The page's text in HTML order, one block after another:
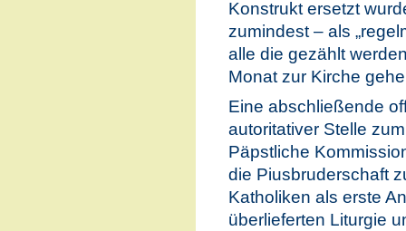
Konstrukt ersetzt
zumindest – als
alle die gezählt
Monat zur Kirche
Eine abschließende
autoritativer Stelle
Päpstliche
die Piusbruderschaft
Katholiken als erste
überlieferten Liturgie